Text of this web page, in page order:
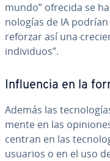
mundo” ofrecida se
no­lo­gías de IA
reforzar así una
in­di­vi­duos”.
In­flue­n­cia en la
Además las
me­n­te en las
centran en las
usuarios o en el uso